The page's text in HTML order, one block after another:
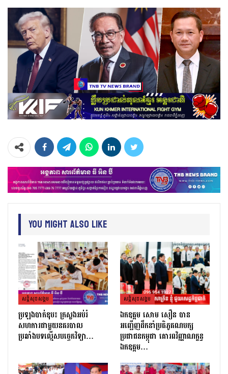
You Might Also Like
សន្តិសុខសង្គម
ប្រឡងបាក់ឌុប៖ ក្រសួងអប់រំ
សហការជាមួយនគរបាល
ប្រឆាំងបទល្មើសបច្ចេកវិទ្យា…
សន្តិសុខសង្គម
ឯកឧត្តម សោម សឿន បាន
អញ្ជើញដឹកនាំប្រតិភូគណបក្ស
ប្រជាជនកម្ពុជា គោរពវិញ្ញាណក្ខន្ធ
ឯកឧត្តម…